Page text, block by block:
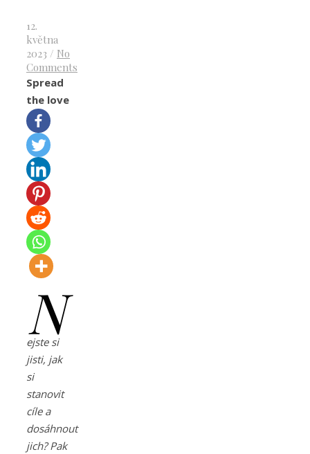
12.
května
2023 / No
Comments
Spread
the love
N
ejste si
jisti, jak
si
stanovit
cíle a
dosáhnout
jich? Pak